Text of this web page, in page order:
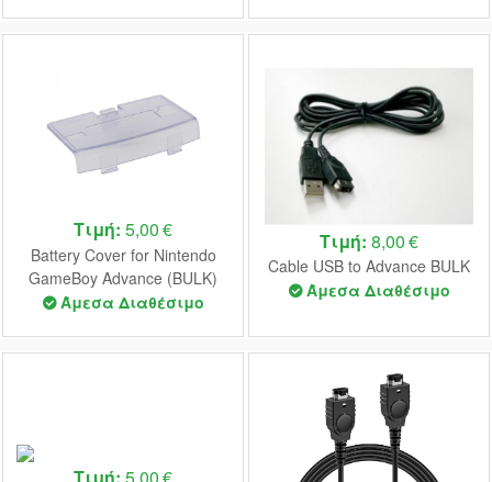
Τιμή: 5,00 €
Battery Cover for Nintendo
GameBoy Advance (BULK)
(Crystal Purple)
Άμεσα Διαθέσιμο
Τιμή: 8,00 €
Cable USB to Advance BULK
Άμεσα Διαθέσιμο
Τιμή: 5,00 €